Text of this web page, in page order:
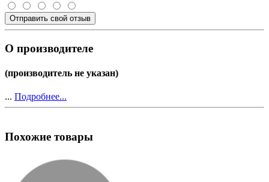
Отправить свой отзыв
О производителе
(производитель не указан)
... Подробнее...
Похожие товары